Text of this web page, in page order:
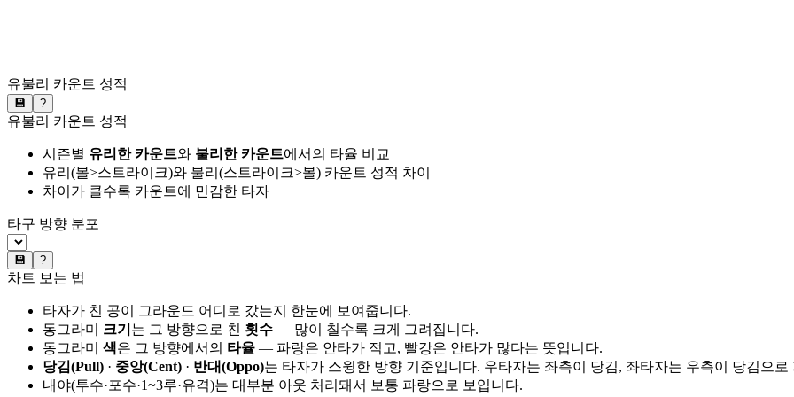
유불리 카운트 성적
💾 ?
유불리 카운트 성적
시즌별 유리한 카운트와 불리한 카운트에서의 타율 비교
유리(볼>스트라이크)와 불리(스트라이크>볼) 카운트 성적 차이
차이가 클수록 카운트에 민감한 타자
타구 방향 분포
💾 ?
차트 보는 법
타자가 친 공이 그라운드 어디로 갔는지 한눈에 보여줍니다.
동그라미 크기 는 그 방향으로 친 횟수 — 많이 칠수록 크게 그려집니다.
동그라미 색은 그 방향에서의 타율 — 파랑은 안타가 적고, 빨강은 안타가 많다는 뜻입니다.
당김(Pull) · 중앙(Cent) · 반대(Oppo)는 타자가 스윙한 방향 기준입니다. 우타자는 좌측이 당김, 좌타자는 우측이 당김으로
내야(투수·포수·1~3루·유격)는 대부분 아웃 처리돼서 보통 파랑으로 보입니다.